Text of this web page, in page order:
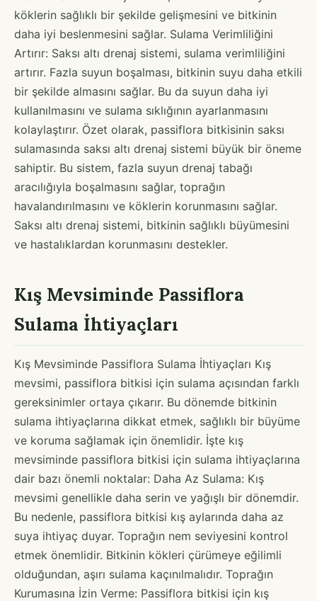
köklerin sağlıklı bir şekilde gelişmesini ve bitkinin
daha iyi beslenmesini sağlar. Sulama Verimliliğini
Artırır: Saksı altı drenaj sistemi, sulama verimliliğini
artırır. Fazla suyun boşalması, bitkinin suyu daha etkili
bir şekilde almasını sağlar. Bu da suyun daha iyi
kullanılmasını ve sulama sıklığının ayarlanmasını
kolaylaştırır. Özet olarak, passiflora bitkisinin saksı
sulamasında saksı altı drenaj sistemi büyük bir öneme
sahiptir. Bu sistem, fazla suyun drenaj tabağı
aracılığıyla boşalmasını sağlar, toprağın
havalandırılmasını ve köklerin korunmasını sağlar.
Saksı altı drenaj sistemi, bitkinin sağlıklı büyümesini
ve hastalıklardan korunmasını destekler.
Kış Mevsiminde Passiflora
Sulama İhtiyaçları
Kış Mevsiminde Passiflora Sulama İhtiyaçları Kış
mevsimi, passiflora bitkisi için sulama açısından farklı
gereksinimler ortaya çıkarır. Bu dönemde bitkinin
sulama ihtiyaçlarına dikkat etmek, sağlıklı bir büyüme
ve koruma sağlamak için önemlidir. İşte kış
mevsiminde passiflora bitkisi için sulama ihtiyaçlarına
dair bazı önemli noktalar: Daha Az Sulama: Kış
mevsimi genellikle daha serin ve yağışlı bir dönemdir.
Bu nedenle, passiflora bitkisi kış aylarında daha az
suya ihtiyaç duyar. Toprağın nem seviyesini kontrol
etmek önemlidir. Bitkinin kökleri çürümeye eğilimli
olduğundan, aşırı sulama kaçınılmalıdır. Toprağın
Kurumasına İzin Verme: Passiflora bitkisi için kış